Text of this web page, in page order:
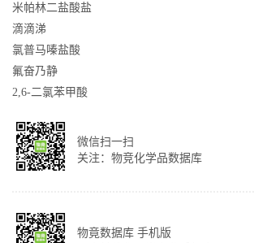
米帕林二盐酸盐
滴滴涕
氯普马嗪盐酸
氟奋乃静
2,6-二氯苯甲酸
微信扫一扫
关注：物竞化学品数据库
物竟数据库 手机版